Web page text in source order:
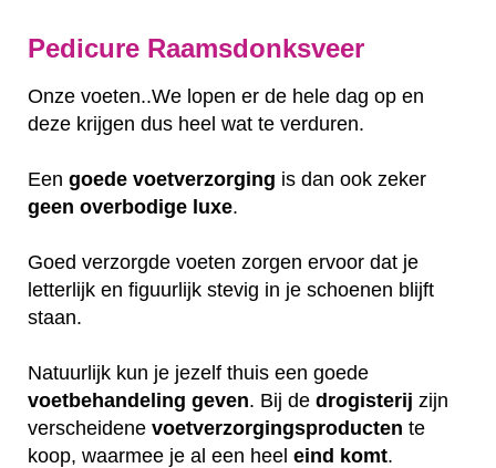
Pedicure Raamsdonksveer
Onze voeten..We lopen er de hele dag op en
deze krijgen dus heel wat te verduren.
Een goede voetverzorging is dan ook zeker
geen overbodige luxe.
Goed verzorgde voeten zorgen ervoor dat je
letterlijk en figuurlijk stevig in je schoenen blijft
staan.
Natuurlijk kun je jezelf thuis een goede
voetbehandeling geven. Bij de drogisterij zijn
verscheidene voetverzorgingsproducten te
koop, waarmee je al een heel eind komt.